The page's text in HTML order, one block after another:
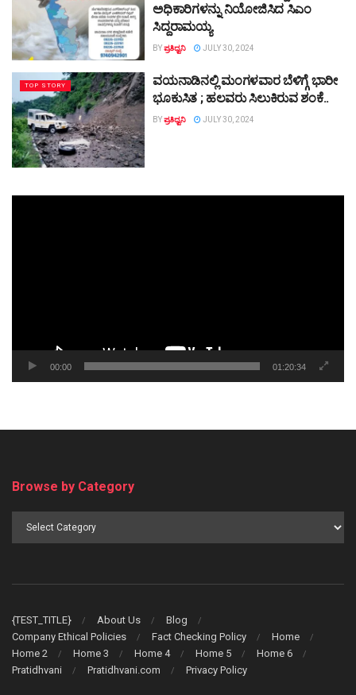
ಅಧಿಕಾರಿಗಳನ್ನು ನಿಯೋಜಿಸಿದ ಸಿಎಂ
ಸಿದ್ದರಾಮಯ್ಯ
BYಪ್ರತಿಧ್ವನಿ JULY 30, 2024
TOP STORY
ವಯನಾಡಿನಲ್ಲಿ ಮಂಗಳವಾರ ಬೆಳಿಗ್ಗೆ ಭಾರೀ
ಭೂಕುಸಿತ ; ಹಲವರು ಸಿಲುಕಿರುವ ಶಂಕೆ..
BYಪ್ರತಿಧ್ವನಿ JULY 30, 2024
00:00 01:20:34
Browse by Category
{TEST_TITLE} About Us
Blog
Company Ethical Policies
Fact Checking Policy
Home
Home 2
Home 3 Home 4 Home 5
Home 6
Pratidhvani
Pratidhvani.com Privacy Policy